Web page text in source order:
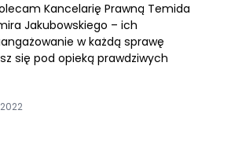
Kancelarię Prawną Temida
Jakubowskiego – ich
w każdą sprawę
się pod opieką prawdziwych